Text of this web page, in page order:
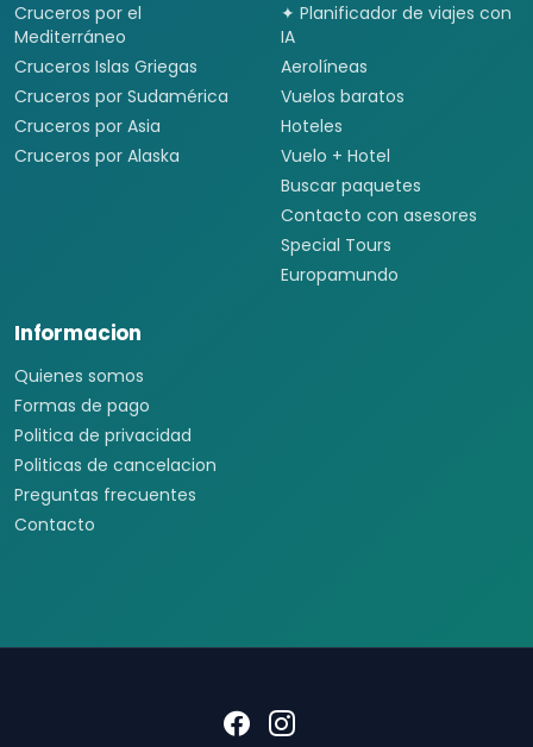
Cruceros por el
Mediterráneo
Cruceros Islas Griegas
Cruceros por Sudamérica
Cruceros por Asia
Cruceros por Alaska
✦ Planificador de viajes con
IA
Aerolíneas
Vuelos baratos
Hoteles
Vuelo + Hotel
Buscar paquetes
Contacto con asesores
Special Tours
Europamundo
Informacion
Quienes somos
Formas de pago
Politica de privacidad
Politicas de cancelacion
Preguntas frecuentes
Contacto